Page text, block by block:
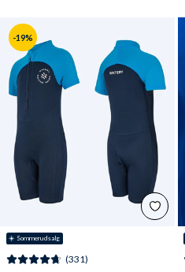
-19%
☀️ Sommerudsalg
(331)